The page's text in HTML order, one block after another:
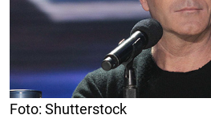
Foto: Shutterstock